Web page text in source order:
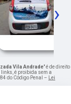
›
Vila Andrade" é de direito
é proibida sem a
do Código Penal – Lei